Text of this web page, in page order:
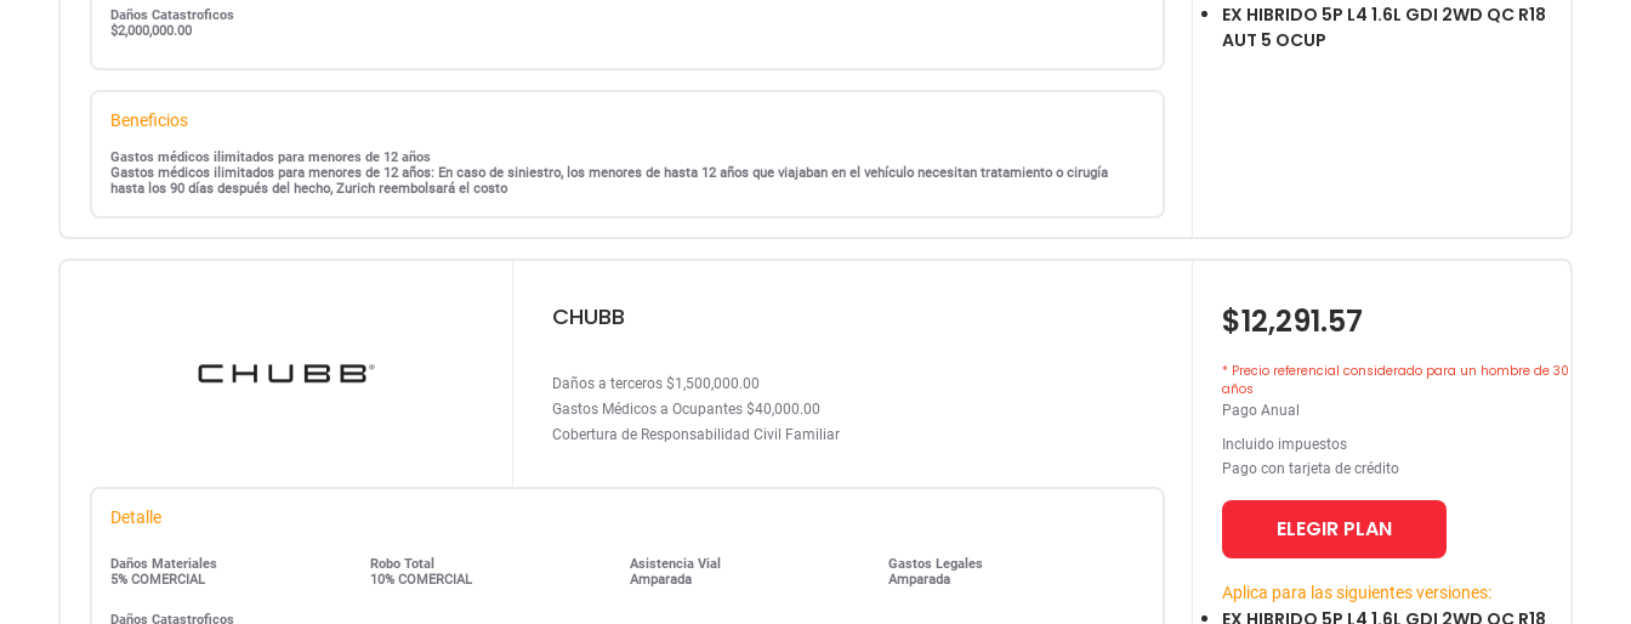
Daños Catastroficos
$2,000,000.00
Beneficios
Gastos médicos ilimitados para menores de 12 años
Gastos médicos ilimitados para menores de 12 años: En caso de siniestro, los menores de hasta 12 años que viajaban en el vehículo necesitan tratamiento o cirugía
hasta los 90 días después del hecho, Zurich reembolsará el costo
EX HIBRIDO 5P L4 1.6L GDI 2WD QC R18
AUT 5 OCUP
CHUBB
Daños a terceros $1,500,000.00
Gastos Médicos a Ocupantes $40,000.00
Cobertura de Responsabilidad Civil Familiar
Detalle
Daños Materiales
5% COMERCIAL
Robo Total
10% COMERCIAL
Asistencia Vial
Amparada
Gastos Legales
Amparada
Daños Catastroficos
$12,291.57
* Precio referencial considerado para un hombre de 30
años
Pago Anual
Incluido impuestos
Pago con tarjeta de crédito
ELEGIR PLAN
Aplica para las siguientes versiones:
EX HIBRIDO 5P L4 1.6L GDI 2WD QC R18